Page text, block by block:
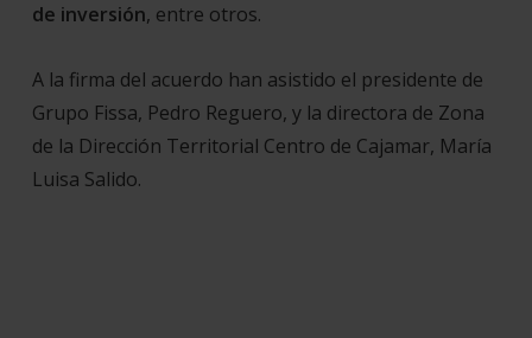
de inversión, entre otros.
A la firma del acuerdo han asistido el presidente de
Grupo Fissa, Pedro Reguero, y la directora de Zona
de la Dirección Territorial Centro de Cajamar, María
Luisa Salido.